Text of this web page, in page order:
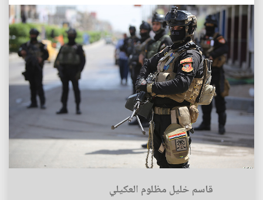
قاسم خليل مظلوم العكيلي